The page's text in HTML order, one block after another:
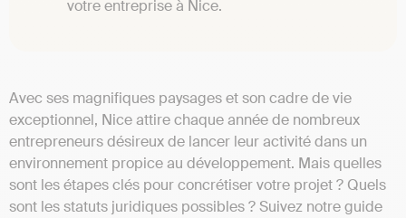
votre entreprise à Nice.
Avec ses magnifiques paysages et son cadre de vie
exceptionnel, Nice attire chaque année de nombreux
entrepreneurs désireux de lancer leur activité dans un
environnement propice au développement. Mais quelles
sont les étapes clés pour concrétiser votre projet ? Quels
sont les statuts juridiques possibles ? Suivez notre guide